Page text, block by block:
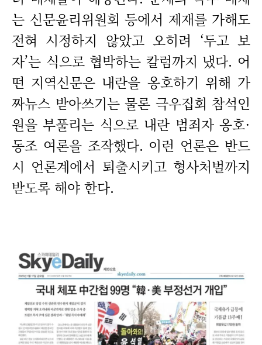
는 신문윤리위원회 등에서 제재를 가해도
전혀 시정하지 않았고 오히려 ‘두고 보
자’는 식으로 협박하는 칼럼까지 냈다. 어
떤 지역신문은 내란을 옹호하기 위해 가
짜뉴스 받아쓰기는 물론 극우집회 참석인
원을 부풀리는 식으로 내란 범죄자 옹호·
동조 여론을 조작했다. 이런 언론은 반드
시 언론계에서 퇴출시키고 형사처벌까지
받도록 해야 한다.